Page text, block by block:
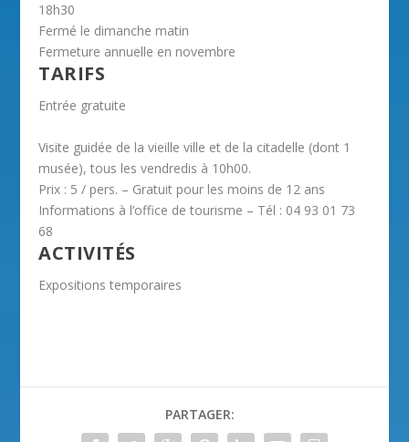
18h30
Fermé le dimanche matin
Fermeture annuelle en novembre
TARIFS
Entrée gratuite
Visite guidée de la vieille ville et de la citadelle (dont 1
musée), tous les vendredis à 10h00.
Prix : 5 / pers. – Gratuit pour les moins de 12 ans
Informations à l’office de tourisme – Tél : 04 93 01 73
68
ACTIVITÉS
Expositions temporaires
PARTAGER: